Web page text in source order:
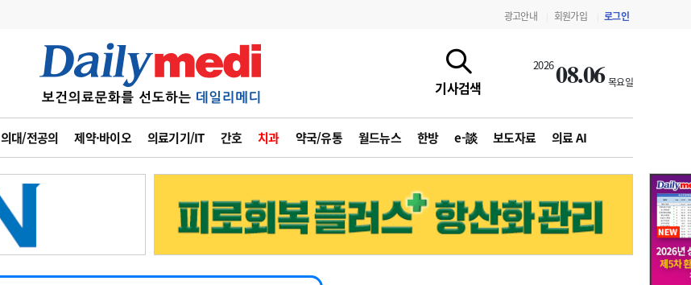
광고안내 회원가입 로그인
기사검색
202608.06 목요일
의대/전공의 제약·바이오 의료기기/IT 간호 치과 약국/유통 월드뉴스 한방 e-談 보도자료 의료 AI
6
관리급여 실시
수련환경 개선
의과대학 입시
사고
수첩
~2026-08-31
채용시까지